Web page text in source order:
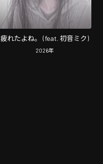
疲れたよね。 (feat. 初音ミク)
2026年